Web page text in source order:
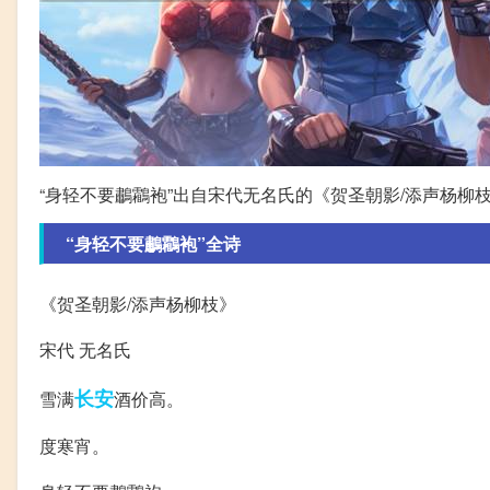
“身轻不要鷫鸘袍”出自宋代无名氏的《贺圣朝影/添声杨柳
“身轻不要鷫鸘袍”全诗
《贺圣朝影/添声杨柳枝》
宋代 无名氏
雪满长安酒价高。
度寒宵。